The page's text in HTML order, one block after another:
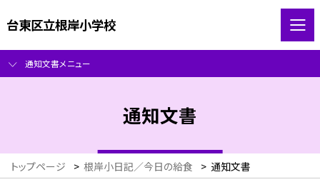
台東区立根岸小学校
通知文書メニュー
通知文書
トップページ > 根岸小日記／今日の給食 > 通知文書